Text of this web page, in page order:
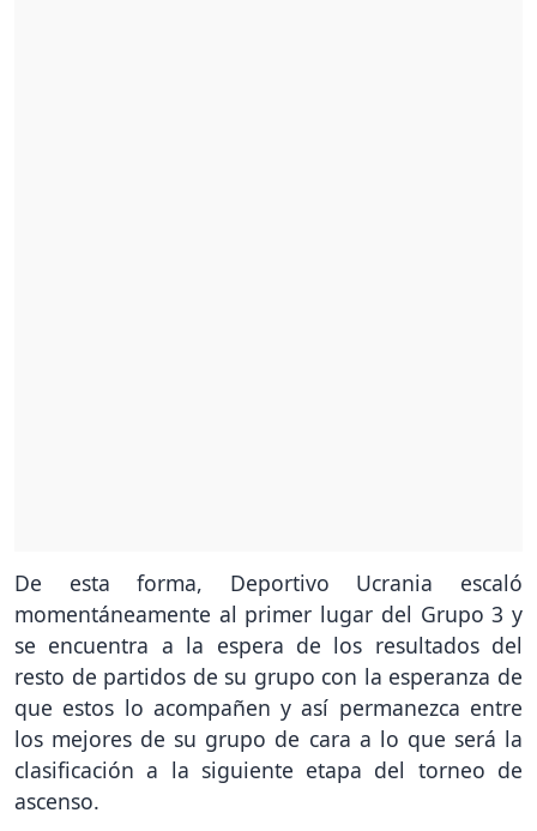
De esta forma, Deportivo Ucrania escaló
momentáneamente al primer lugar del Grupo 3 y
se encuentra a la espera de los resultados del
resto de partidos de su grupo con la esperanza de
que estos lo acompañen y así permanezca entre
los mejores de su grupo de cara a lo que será la
clasificación a la siguiente etapa del torneo de
ascenso.